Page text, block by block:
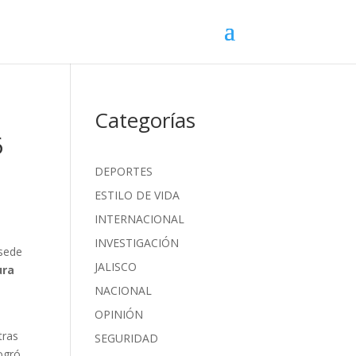
Categorías
DEPORTES
ESTILO DE VIDA
INTERNACIONAL
INVESTIGACIÓN
JALISCO
NACIONAL
OPINIÓN
SEGURIDAD